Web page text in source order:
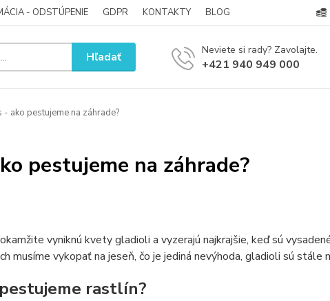
- ODSTÚPENIE GDPR KONTAKTY BLOG
Hľadať Neviete si rady? Zavolajte.
+421 940 949 000
ako pestujeme na záhrade?
pestujeme na záhrade?
vyniknú kvety gladioli a vyzerajú najkrajšie, keď sú
musíme vykopať na jeseň, čo je jediná nevýhoda, gladioli sú stále
rastlín?